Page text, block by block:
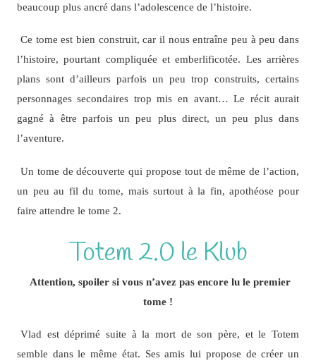
beaucoup plus ancré dans l’adolescence de l’histoire.
Ce tome est bien construit, car il nous entraîne peu à peu dans
l’histoire, pourtant compliquée et emberlificotée. Les arrières
plans sont d’ailleurs parfois un peu trop construits, certains
personnages secondaires trop mis en avant… Le récit aurait
gagné à être parfois un peu plus direct, un peu plus dans
l’aventure.
Un tome de découverte qui propose tout de même de l’action,
un peu au fil du tome, mais surtout à la fin, apothéose pour
faire attendre le tome 2.
Totem 2.0 le Klub
Attention, spoiler si vous n’avez pas encore lu le premier
tome !
Vlad est déprimé suite à la mort de son père, et le Totem
semble dans le même état. Ses amis lui propose de créer un